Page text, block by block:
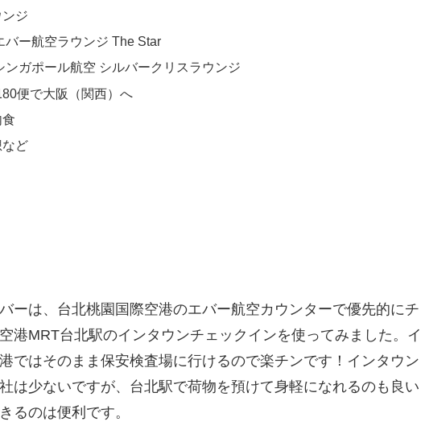
ジ
バー航空ラウンジ The Star
ンガポール航空 シルバークリスラウンジ
便で大阪（関西）へ
ど
ーは、台北桃園国際空港のエバー航空カウンターで優先的にチ
港MRT台北駅のインタウンチェックインを使ってみました。イ
ではそのまま保安検査場に行けるので楽チンです！インタウン
は少ないですが、台北駅で荷物を預けて身軽になれるのも良い
るのは便利です。